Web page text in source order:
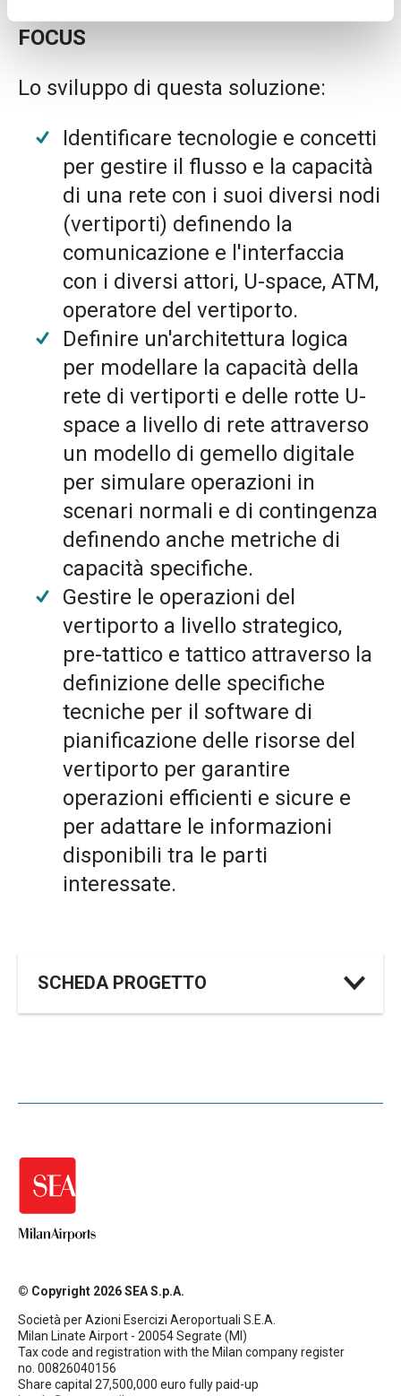
FOCUS
Lo sviluppo di questa soluzione:
Identificare tecnologie e concetti
per gestire il flusso e la capacità
di una rete con i suoi diversi nodi
(vertiporti) definendo la
comunicazione e l'interfaccia
con i diversi attori, U-space, ATM,
operatore del vertiporto.
Definire un'architettura logica
per modellare la capacità della
rete di vertiporti e delle rotte U-
space a livello di rete attraverso
un modello di gemello digitale
per simulare operazioni in
scenari normali e di contingenza
definendo anche metriche di
capacità specifiche.
Gestire le operazioni del
vertiporto a livello strategico,
pre-tattico e tattico attraverso la
definizione delle specifiche
tecniche per il software di
pianificazione delle risorse del
vertiporto per garantire
operazioni efficienti e sicure e
per adattare le informazioni
disponibili tra le parti
interessate.
SCHEDA PROGETTO
© Copyright 2026 SEA S.p.A.
Società per Azioni Esercizi Aeroportuali S.E.A.
Milan Linate Airport - 20054 Segrate (MI)
Tax code and registration with the Milan company register
no. 00826040156
Share capital 27,500,000 euro fully paid-up